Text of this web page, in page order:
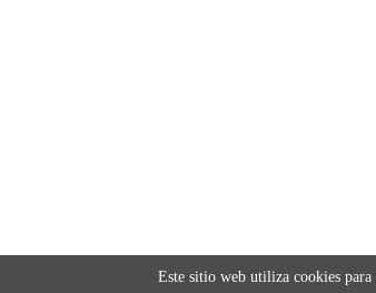
Este sitio web utiliza cookies para